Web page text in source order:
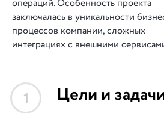
операций. Особенность проекта
заключалась в уникальности
процессов компании, сложных
интеграциях с внешними
1 Цели и